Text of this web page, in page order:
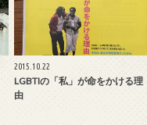
2015.10.22
LGBTIの「私」が命をかける理
由